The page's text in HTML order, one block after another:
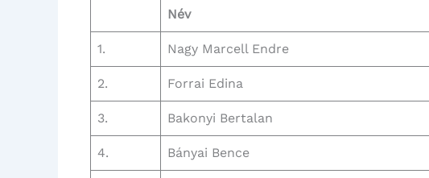
Név
1. Nagy Marcell Endre
2. Forrai Edina
3. Bakonyi Bertalan
4. Bányai Bence